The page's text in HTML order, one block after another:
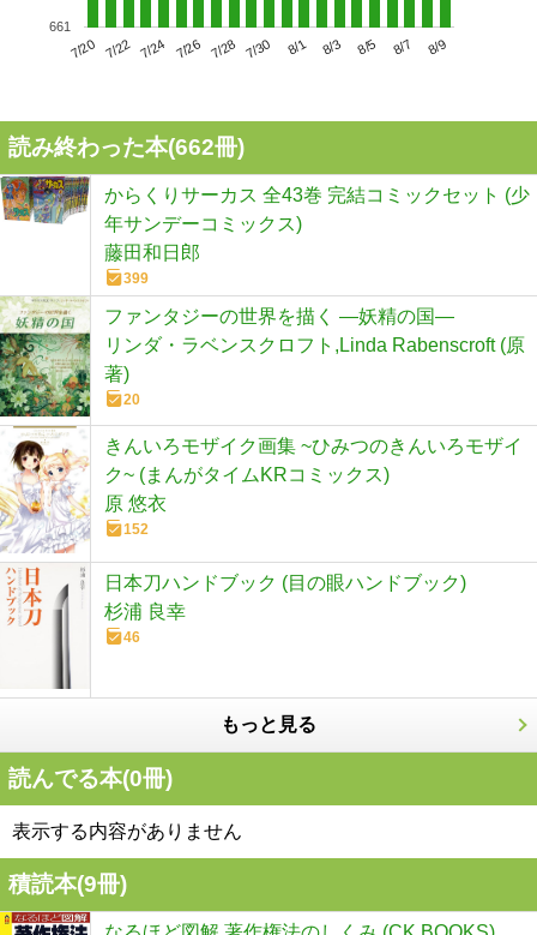
7/20 7/22 7/24 7/26 7/28 7/30 8/1 8/3 8/5 8/7 8/9
661
読み終わった本(662冊)
からくりサーカス 全43巻 完結コミックセット (少
年サンデーコミックス)
藤田和日郎
399
ファンタジーの世界を描く ―妖精の国―
リンダ・ラベンスクロフト,Linda Rabenscroft (原
著)
20
きんいろモザイク画集 ~ひみつのきんいろモザイ
ク~ (まんがタイムKRコミックス)
原 悠衣
152
日本刀ハンドブック (目の眼ハンドブック)
杉浦 良幸
46
もっと見る
読んでる本(0冊)
表示する内容がありません
積読本(9冊)